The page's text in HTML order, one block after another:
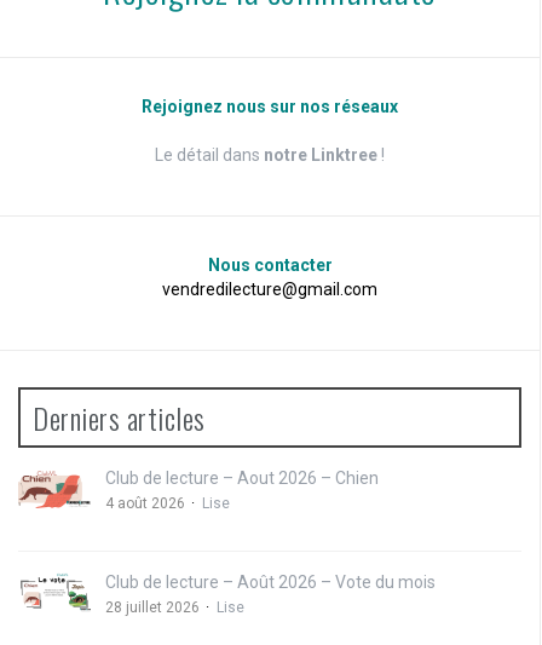
Rejoignez nous sur nos réseaux
Le détail dans notre Linktree !
Nous contacter
vendredilecture@gmail.com
Derniers articles
Club de lecture – Aout 2026 – Chien
4 août 2026 Lise
Club de lecture – Août 2026 – Vote du mois
28 juillet 2026 Lise